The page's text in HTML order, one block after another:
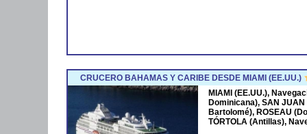
CRUCERO BAHAMAS Y CARIBE DESDE MIAMI (EE.UU.)
MIAMI (EE.UU.),
Dominicana), SAN JUAN
Bartolomé), ROSEAU
TÓRTOLA (Antillas),